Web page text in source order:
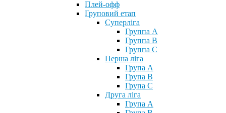
Плей-офф
Груповий етап
Суперліга
Группа A
Группа B
Группа C
Перша ліга
Група A
Група B
Група C
Друга ліга
Група A